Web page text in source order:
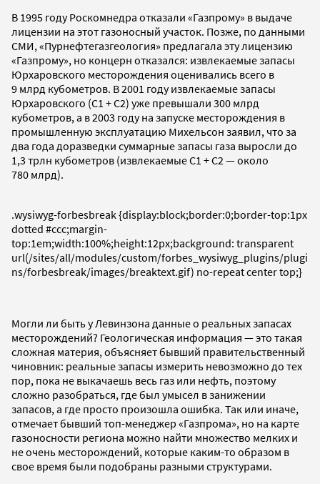
В 1995 году Роскомнедра отказали «Газпрому» в выдаче
лицензии на этот газоносный участок. Позже, по данными
СМИ, «Пурнефтегазгеология» предлагала эту лицензию
«Газпрому», но концерн отказался: извлекаемые запасы
Юрхаровского месторождения оценивались всего в
9 млрд кубометров. В 2001 году извлекаемые запасы
Юрхаровского (C1 + C2) уже превышали 300 млрд
кубометров, а в 2003 году на запуске месторождения в
промышленную эксплуатацию Михельсон заявил, что за
два года доразведки суммарные запасы газа выросли до
1,3 трлн кубометров (извлекаемые C1 + C2 — около
780 млрд).
.wysiwyg-forbesbreak {display:block;border:0;border-top:1px
dotted #ccc;margin-
top:1em;width:100%;height:12px;background: transparent
url(/sites/all/modules/custom/forbes_wysiwyg_plugins/plugi
ns/forbesbreak/images/breaktext.gif) no-repeat center top;}
Могли ли быть у Левинзона данные о реальных запасах
месторождений? Геологическая информация — это такая
сложная материя, объясняет бывший правительственный
чиновник: реальные запасы измерить невозможно до тех
пор, пока не выкачаешь весь газ или нефть, поэтому
сложно разобраться, где был умысел в занижении
запасов, а где просто произошла ошибка. Так или иначе,
отмечает бывший топ-менеджер «Газпрома», но на карте
газоносности региона можно найти множество мелких и
не очень месторождений, которые каким-то образом в
свое время были подобраны разными структурами.